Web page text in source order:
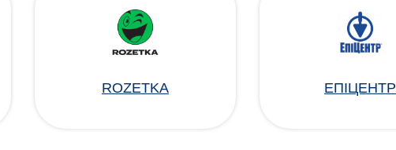
ROZETKA ЕПІЦЕНТР